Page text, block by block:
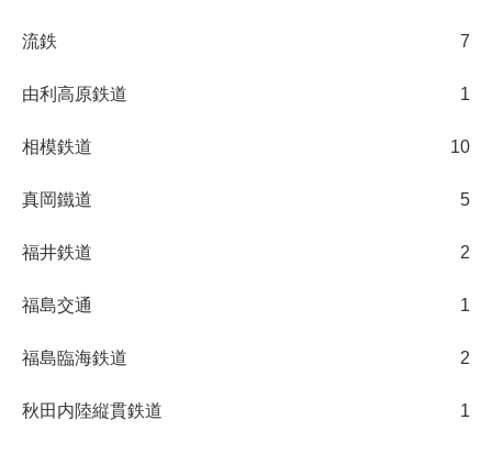
流鉄 7
由利高原鉄道 1
相模鉄道 10
真岡鐵道 5
福井鉄道 2
福島交通 1
福島臨海鉄道 2
秋田内陸縦貫鉄道 1